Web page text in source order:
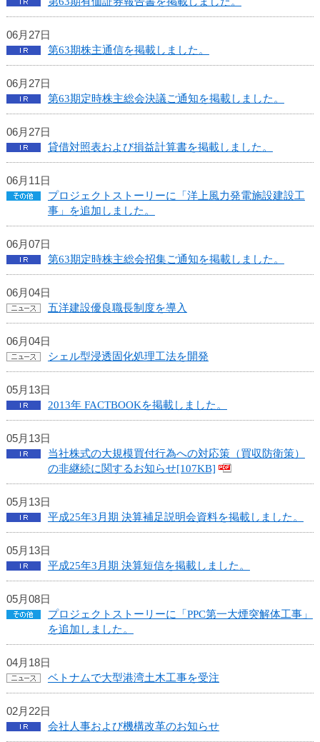
06月27日
第63期株主通信を掲載しました。
06月27日
第63期定時株主総会決議ご通知を掲載しました。
06月27日
貸借対照表および損益計算書を掲載しました。
06月11日
プロジェクトストーリーに「洋上風力発電施設建設工
事」を追加しました。
06月07日
第63期定時株主総会招集ご通知を掲載しました。
06月04日
五洋建設優良職長制度を導入
06月04日
シェル型浸透固化処理工法を開発
05月13日
2013年 FACTBOOKを掲載しました。
05月13日
当社株式の大規模買付行為への対応策（買収防衛策）
の非継続に関するお知らせ[107KB]
05月13日
平成25年3月期 決算補足説明会資料を掲載しました。
05月13日
平成25年3月期 決算短信を掲載しました。
05月08日
プロジェクトストーリーに「PPC第一大煙突解体工事」
を追加しました。
04月18日
ベトナムで大型港湾土木工事を受注
02月22日
会社人事および機構改革のお知らせ